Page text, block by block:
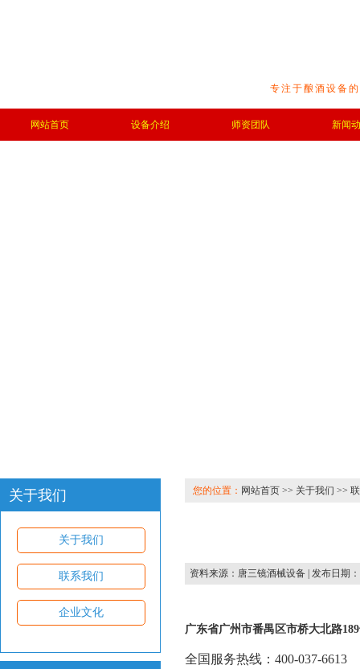
专注于酿酒设备
网站首页 设备介绍 师资团队 新闻
关于我们
关于我们
联系我们
企业文化
您的位置： 网站首页 >> 关于我们 >>
资料来源： 唐三镜酒械设备 | 发布日期
广东省广州市番禺区市桥大北路
全国服务热线：400-037-6613